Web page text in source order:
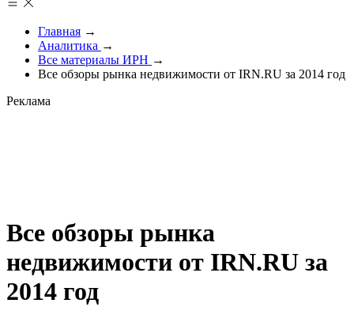
Главная →
Аналитика →
Все материалы ИРН →
Все обзоры рынка недвижимости от IRN.RU за 2014 год
Реклама
Все обзоры рынка
недвижимости от IRN.RU за
2014 год